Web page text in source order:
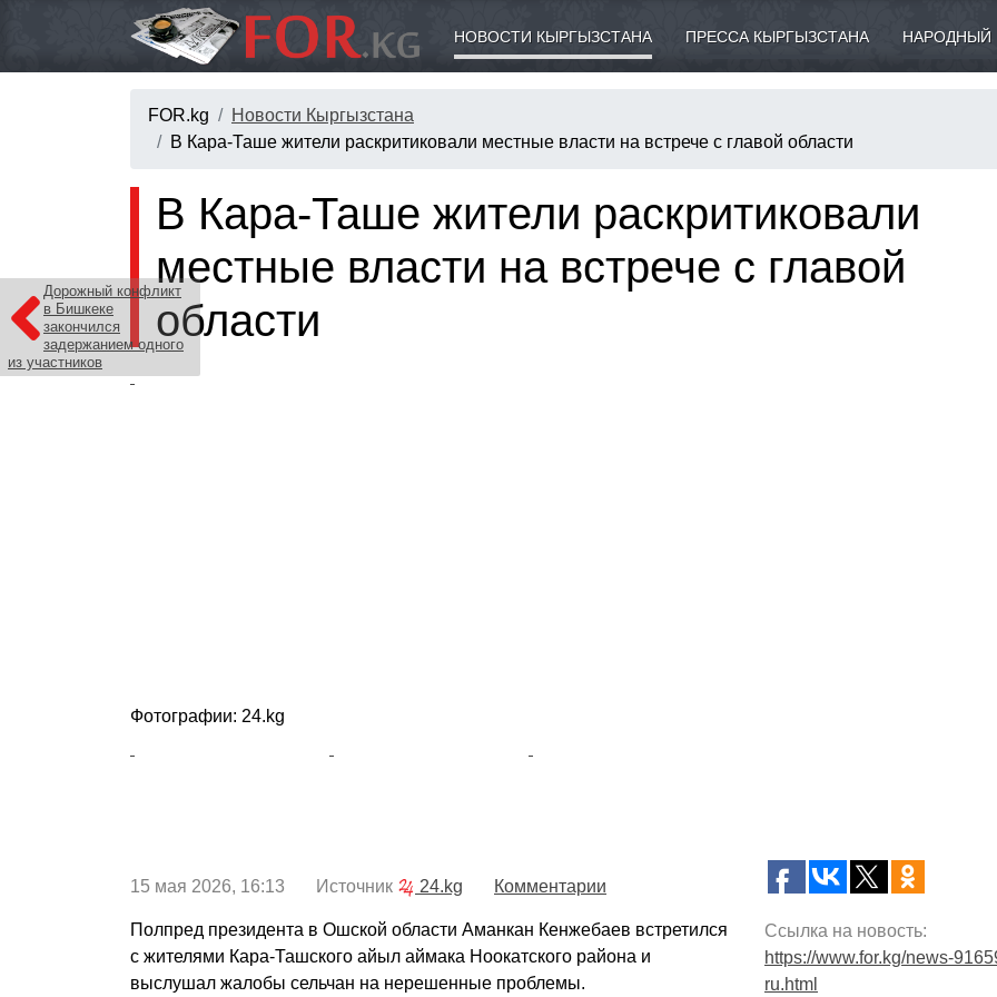
НОВОСТИ КЫРГЫЗСТАНА ПРЕССА КЫРГЫЗСТАНА НАРОДНЫЙ
FOR.kg
Новости Кыргызстана
В Кара-Таше жители раскритиковали местные власти на встрече с главой области
Дорожный конфликт
в Бишкеке
закончился
задержанием одного
из участников
В Кара-Таше жители раскритиковали
местные власти на встрече с главой
области
Фотографии: 24.kg
15 мая 2026, 16:13 Источник 24.kg Комментарии
Полпред президента в Ошской области Аманкан Кенжебаев встретился
с жителями Кара-Ташского айыл аймака Ноокатского района и
выслушал жалобы сельчан на нерешенные проблемы.
Ссылка на новость:
https://www.for.kg/news-
ru.html